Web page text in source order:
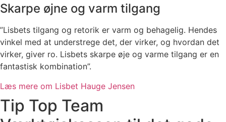
Skarpe øjne og varm tilgang
”Lisbets tilgang og retorik er varm og behagelig. Hendes
vinkel med at understrege det, der virker, og hvordan det
virker, giver ro. Lisbets skarpe øje og varme tilgang er en
fantastisk kombination”.
Læs mere om Lisbet Hauge Jensen
Tip Top Team